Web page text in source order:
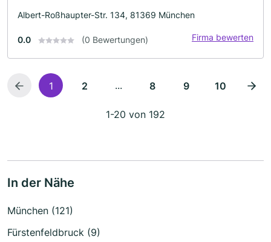
Albert-Roßhaupter-Str. 134, 81369 München
0.0 (0 Bewertungen) Firma bewerten
1 2 ... 8 9 10
1-20 von 192
In der Nähe
München (121)
Fürstenfeldbruck (9)